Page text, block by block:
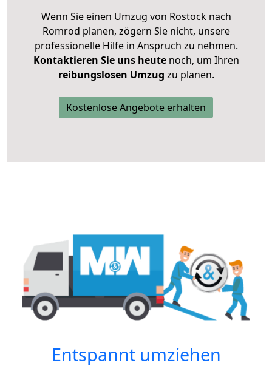
Wenn Sie einen Umzug von Rostock nach
Romrod planen, zögern Sie nicht, unsere
professionelle Hilfe in Anspruch zu nehmen.
Kontaktieren Sie uns heutenoch, um Ihren
reibungslosen Umzug zu planen.
Kostenlose Angebote erhalten
Entspannt umziehen